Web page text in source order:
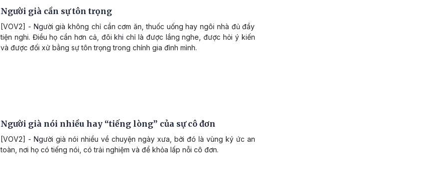
Người già cần sự tôn trọng
[VOV2] - Người già không chỉ cần cơm ăn, thuốc uống hay ngôi nhà đủ đầy
tiện nghi. Điều họ cần hơn cả, đôi khi chỉ là được lắng nghe, được hỏi ý kiến
và được đối xử bằng sự tôn trọng trong chính gia đình mình.
Người già nói nhiều hay “tiếng lòng” của sự cô đơn
[VOV2] - Người già nói nhiều về chuyện ngày xưa, bởi đó là vùng ký ức an
toàn, nơi họ có tiếng nói, có trải nghiệm và để khỏa lấp nỗi cô đơn.